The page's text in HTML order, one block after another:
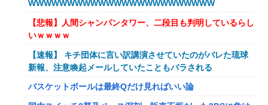
【衝撃】葬儀屋「火葬プランはどうなさいますか？」ワイ喪
主「直葬で(即答)」→結果ァw w w w w w w w w w
イーロン・マスク「中国のロボットはデタラメで遠隔操作し
てるだけ」
【画像】このLINEでなんで女が怒ってるのか分かんない奴
はモテない奴確定らしい←お前らは勿論わかるよ
WWWWWWWWWWWWWWWWWWWWWWWW
【悲報】人間シャンパンタワー、二段目も判明しているらし
いｗｗｗｗ
【速報】 キチ団体に言い訳講演させていたのがバレた琉球
新報、注意喚起メールしていたこともバラされる
バスケットボールは最終Qだけ見ればいい論